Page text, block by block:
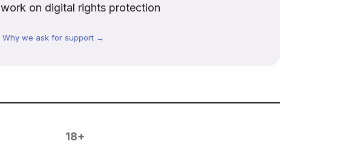
work on digital rights protection
Why we ask for support →
18+